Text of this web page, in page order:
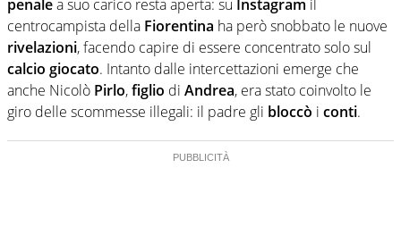
penalea suo carico resta aperta: su Instagram il
centrocampista della Fiorentina ha però snobbato le nuove
rivelazioni, facendo capire di essere concentrato solo sul
calcio giocato. Intanto dalle intercettazioni emerge che
anche Nicolò Pirlo,figlio di Andrea, era stato coinvolto le
giro delle scommesse illegali: il padre gli bloccò i conti.